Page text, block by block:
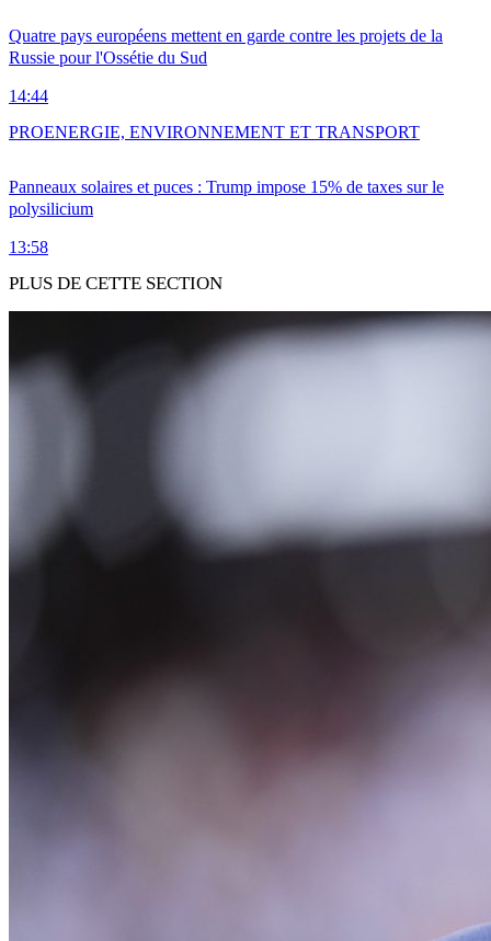
Quatre pays européens mettent en garde contre les projets de la
Russie pour l'Ossétie du Sud
14:44
Panneaux solaires et puces : Trump impose 15% de taxes sur le
polysilicium
13:58
PROENERGIE, ENVIRONNEMENT ET TRANSPORT
PLUS DE CETTE SECTION